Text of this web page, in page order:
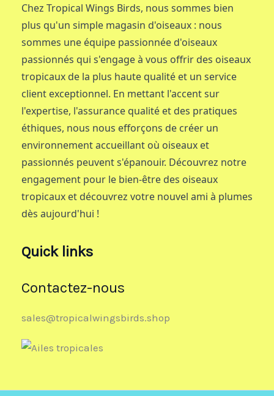
Chez Tropical Wings Birds, nous sommes bien
plus qu'un simple magasin d'oiseaux : nous
sommes une équipe passionnée d'oiseaux
passionnés qui s'engage à vous offrir des oiseaux
tropicaux de la plus haute qualité et un service
client exceptionnel. En mettant l'accent sur
l'expertise, l'assurance qualité et des pratiques
éthiques, nous nous efforçons de créer un
environnement accueillant où oiseaux et
passionnés peuvent s'épanouir. Découvrez notre
engagement pour le bien-être des oiseaux
tropicaux et découvrez votre nouvel ami à plumes
dès aujourd'hui !
Quick links
Contactez-nous
sales@tropicalwingsbirds.shop